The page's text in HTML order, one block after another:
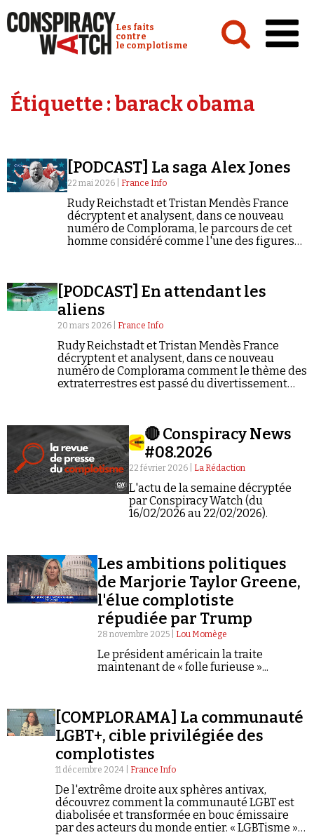
Conspiracy Watch :
Les faits
contre
le complotisme
Analyses
Vidéos
Émissions
Revues de presse
Newsletter
Se connecter
Étiquette :barack obama
[PODCAST] La saga Alex Jones
22 mai 2026 | France Info
Rudy Reichstadt et Tristan Mendès France
décryptent et analysent, dans ce nouveau
numéro de Complorama, le parcours de cet
homme considéré comme l'une des figures
[PODCAST] En attendant les
aliens
20 mars 2026 | France Info
Rudy Reichstadt et Tristan Mendès France
décryptent et analysent, dans ce nouveau
numéro de Complorama comment le thème des
extraterrestres est passé du divertissement
🔴 Conspiracy News
#08.2026
22 février 2026 | La Rédaction
L'actu de la semaine décryptée
par Conspiracy Watch (du
16/02/2026 au 22/02/2026).
Les ambitions politiques
de Marjorie Taylor Greene,
l'élue complotiste
répudiée par Trump
28 novembre 2025 | Lou Momège
Le président américain la traite
maintenant de « folle furieuse »...
[COMPLORAMA] La communauté
LGBT+, cible privilégiée des
complotistes
11 décembre 2024 | France Info
De l'extrême droite aux sphères antivax,
découvrez comment la communauté LGBT est
diabolisée et transformée en bouc émissaire
par des acteurs du monde entier. « LGBTisme »,